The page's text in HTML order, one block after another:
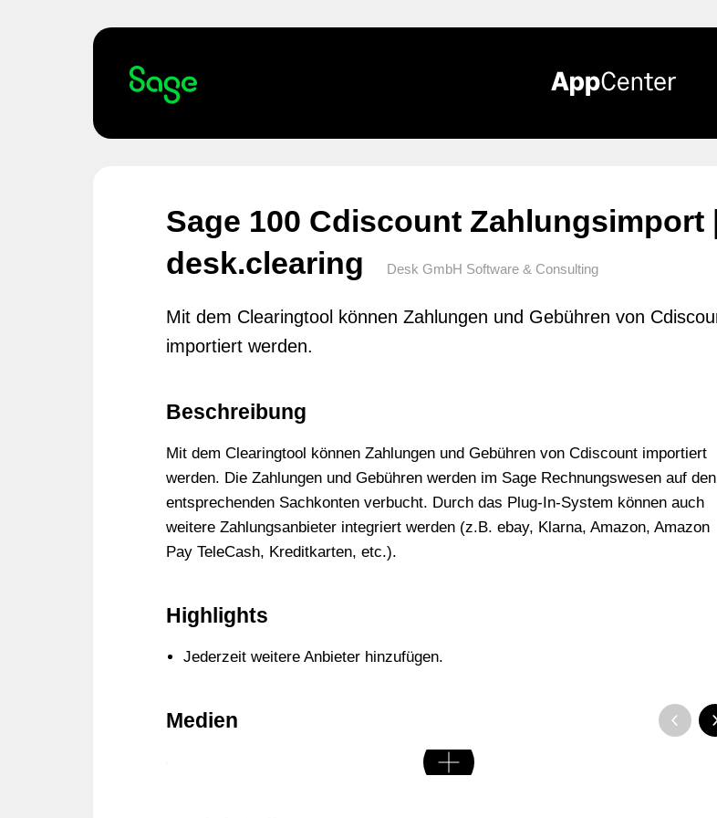
Sage 100 Cdiscount Zahlungsimport
desk.clearing
Desk GmbH Software & Consulting
Mit dem Clearingtool können Zahlungen und Gebühren von
importiert werden.
Beschreibung
Mit dem Clearingtool können Zahlungen und Gebühren von Cdiscount importiert
werden. Die Zahlungen und Gebühren werden im Sage Rechnungswesen auf den
entsprechenden Sachkonten verbucht. Durch das Plug-In-System können auch
weitere Zahlungsanbieter integriert werden (z.B. ebay, Klarna, Amazon, Amazon
Pay TeleCash, Kreditkarten, etc.).
Highlights
Jederzeit weitere Anbieter hinzufügen.
Medien